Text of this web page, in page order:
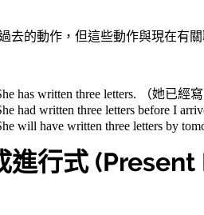
去的動作，但這些動作與現在有
has written three letters. （她已經
had written three letters before I
will have written three letters by
進行式